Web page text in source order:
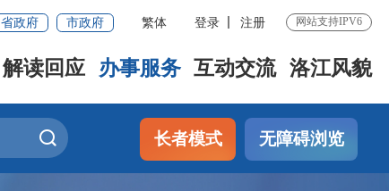
省政府 市政府 繁体 登录 注册 网站支持IPV6
解读回应 办事服务 互动交流 洛江风貌
长者模式 无障碍浏览